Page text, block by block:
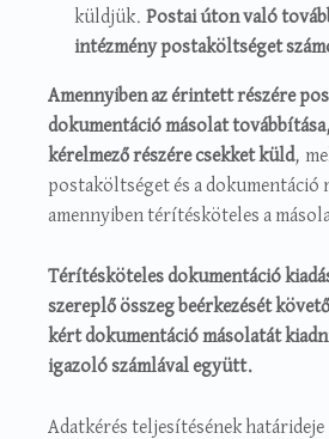
küldjük.Postai úton való
intézmény postaköltséget
Amennyiben az érintett részére
dokumentáció másolat
kérelmező részére csekket küld,
postaköltséget és a dokumentáció
amennyiben térítésköteles a
Térítésköteles dokumentáció
szereplő összeg beérkezését
kért dokumentáció másolatát
igazoló számlával együtt.
Adatkérés teljesítésének határideje